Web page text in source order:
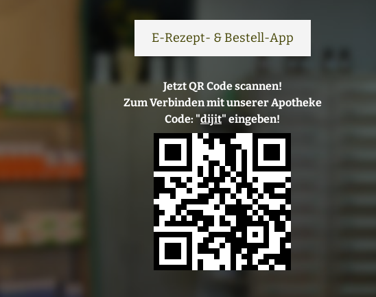
E-Rezept- & Bestell-App
Jetzt QR Code scannen!
Zum Verbinden mit unserer Apotheke
Code: "dijit" eingeben!